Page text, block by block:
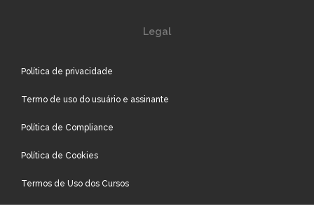
Legal
Política de privacidade
Termo de uso do usuário e assinante
Política de Compliance
Política de Cookies
Termos de Uso dos Cursos